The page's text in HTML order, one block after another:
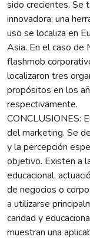
sido crecientes. Se
innovadora; una
uso se localiza en
Asia. En el caso de
flashmob
localizaron tres
propósitos en los
respectivamente.
CONCLUSIONES:
del marketing. Se
y la percepción
objetivo. Existen a
educacional,
de negocios o
a utilizarse
caridad y
muestran una